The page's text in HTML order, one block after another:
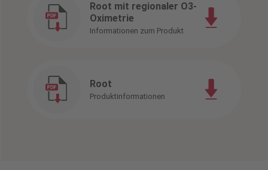
Root mit regionaler O3-
Oximetrie
Informationen zum Produkt
Root
Produktinformationen